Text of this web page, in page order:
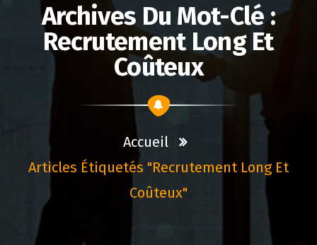
Archives Du Mot-Clé :
Recrutement Long Et
Coûteux
Accueil
Articles Étiquetés "recrutement Long Et
Coûteux"